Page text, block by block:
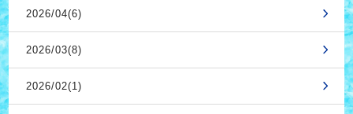
2026/04(6)
2026/03(8)
2026/02(1)